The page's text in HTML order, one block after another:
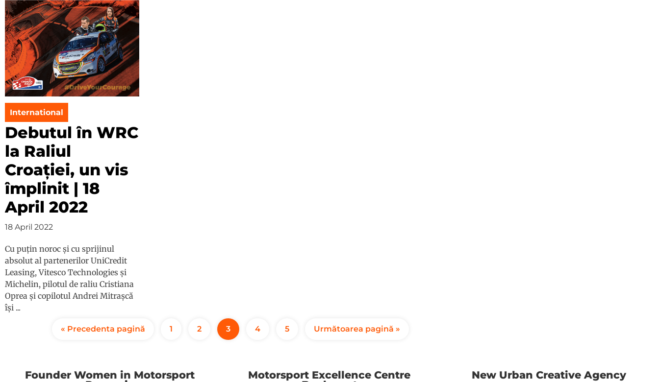
International
Debutul în WRC
la Raliul
Croației, un vis
împlinit | 18
April 2022
18 April 2022
Cu puțin noroc și cu sprijinul
absolut al partenerilor UniCredit
Leasing, Vitesco Technologies și
Michelin, pilotul de raliu Cristiana
Oprea și copilotul Andrei Mitrașcă
își ...
« Precedenta pagină 1 2 3 4 5 Următoarea pagină »
Founder Women in Motorsport
Motorsport Excellence Centre
New Urban Creative Agency